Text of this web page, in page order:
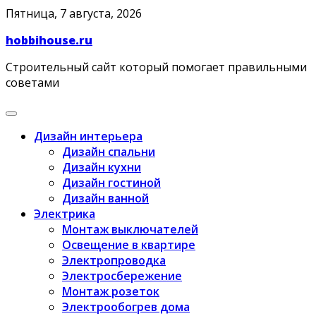
Skip
content
Пятница, 7 августа, 2026
hobbihouse.ru
Строительный сайт который помогает правильными
советами
Дизайн интерьера
Дизайн спальни
Дизайн кухни
Дизайн гостиной
Дизайн ванной
Электрика
Монтаж выключателей
Освещение в квартире
Электропроводка
Электросбережение
Монтаж розеток
Электрообогрев дома